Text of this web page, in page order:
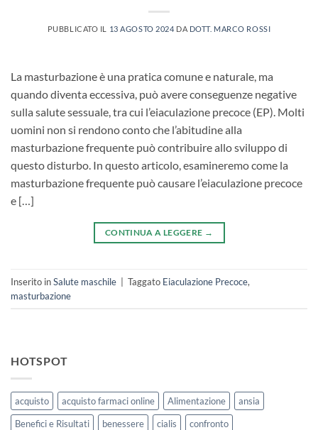
PUBBLICATO IL 13 AGOSTO 2024 DA DOTT. MARCO ROSSI
La masturbazione è una pratica comune e naturale, ma
quando diventa eccessiva, può avere conseguenze negative
sulla salute sessuale, tra cui l’eiaculazione precoce (EP). Molti
uomini non si rendono conto che l’abitudine alla
masturbazione frequente può contribuire allo sviluppo di
questo disturbo. In questo articolo, esamineremo come la
masturbazione frequente può causare l’eiaculazione precoce
e […]
CONTINUA A LEGGERE →
Inserito inSalute maschile Taggato Eiaculazione Precoce,
masturbazione
HOTSPOT
acquisto acquisto farmaci online Alimentazione
ansia
Benefici e Risultati
benessere cialis
confronto